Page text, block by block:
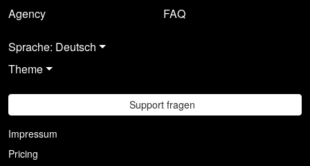
Agency
FAQ
Sprache: Deutsch
Theme
Support fragen
Impressum
Pricing